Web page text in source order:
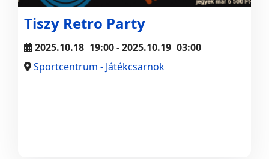
Tiszy Retro Party
2025.10.18 19:00- 2025.10.19 03:00
Sportcentrum - Játékcsarnok